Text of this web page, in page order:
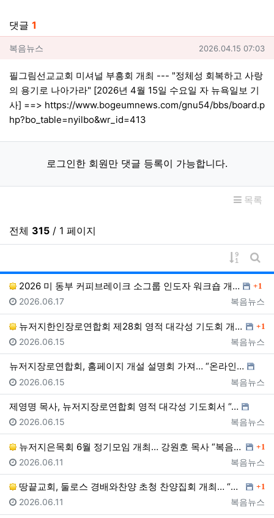
댓글 1
복음뉴스님의 댓글
복음뉴스 작성일
2026.04.15 07:03
필그림선교교회 미셔널 부흥회 개최 --- "정체성 회복하고 사랑
의 용기로 나아가라" [2026년 4월 15일 수요일 자 뉴욕일보 기
사] ==> https://www.bogeumnews.com/gnu54/bbs/board.p
hp?bo_table=nyilbo&wr_id=413
로그인한 회원만 댓글 등록이 가능합니다.
목록
전체 315 / 1 페이지
게시물
게
2026 미 동부 커피브레이크 소그룹 인도자 워크숍 개…
댓글
1
등록자
복음뉴스
등록일
2026.06.17
뉴저지한인장로연합회 제28회 영적 대각성 기도회 개최…… 댓글
1
등록자
복음뉴스
등록일
2026.06.15
뉴저지장로연합회, 홈페이지 개설 설명회 가져… “온라인…
등록자
복음뉴스
등록일
2026.06.15
제영명 목사, 뉴저지장로연합회 영적 대각성 기도회서 “…
등록자
복음뉴스
등록일
2026.06.15
뉴저지은목회 6월 정기모임 개최… 강원호 목사 “복음은… 댓글
1
등록자
복음뉴스
등록일
2026.06.11
땅끝교회, 둘로스 경배와찬양 초청 찬양집회 개최… “한… 댓글
1
등록자
복음뉴스
등록일
2026.06.11